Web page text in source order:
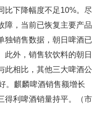
比下降幅度不足10%。尽
障，当前已恢复主要产品
独销售数据，朝日啤酒已
此外，销售软饮料的朝日
此相比，其他三大啤酒公
。麒麟啤酒销售额增长
得利啤酒销量持平。（市